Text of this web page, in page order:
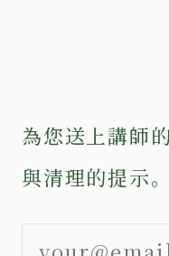
為您送上講師
與清理的提示。